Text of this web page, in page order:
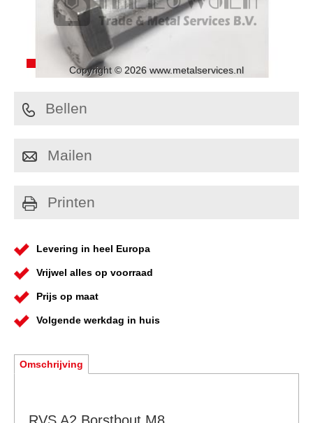
Copyright © 2026 www.metalservices.nl
Bellen
Mailen
Printen
Levering in heel Europa
Vrijwel alles op voorraad
Prijs op maat
Volgende werkdag in huis
Omschrijving